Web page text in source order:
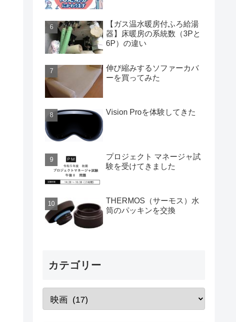
【ガス温水暖房付ふろ給湯
器】床暖房の系統数（3Pと
6P）の違い
伸び縮みするソファーカバ
ーを買ってみた
Vision Proを体験してきた
プロジェクト マネージャ試
験を受けてきました
THERMOS（サーモス）水
筒のパッキンを交換
カテゴリー